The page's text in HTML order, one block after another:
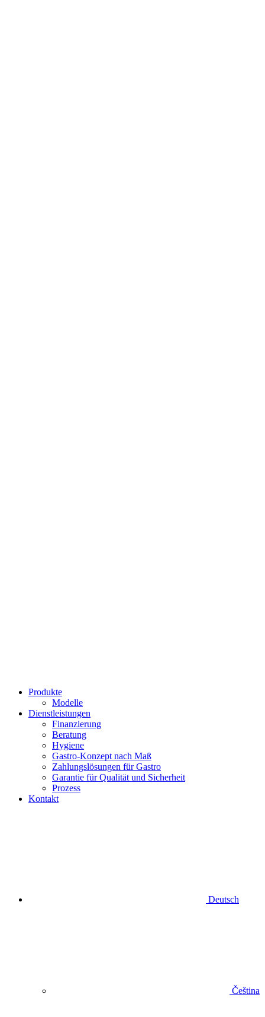
Produkte
Modelle
Dienstleistungen
Finanzierung
Beratung
Hygiene
Gastro-Konzept nach Maß
Zahlungslösungen für Gastro
Garantie für Qualität und Sicherheit
Prozess
Kontakt
Deutsch
Čeština